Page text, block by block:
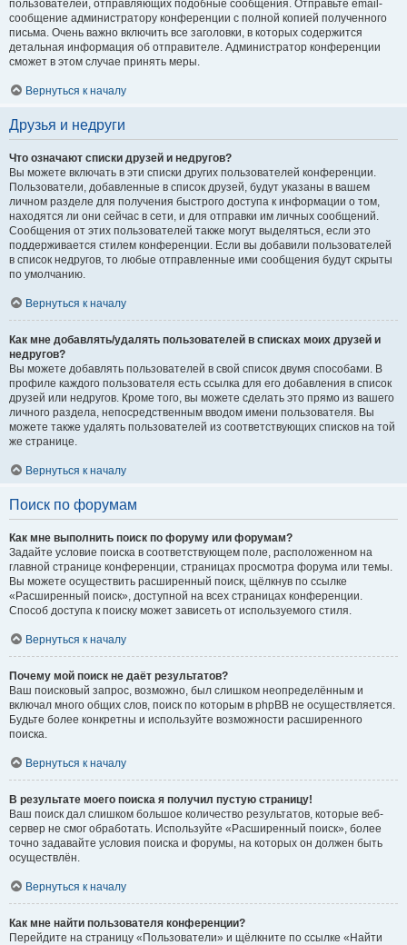
пользователей, отправляющих подобные сообщения. Отправьте email-
сообщение администратору конференции с полной копией полученного
письма. Очень важно включить все заголовки, в которых содержится
детальная информация об отправителе. Администратор конференции
сможет в этом случае принять меры.
Вернуться к началу
Друзья и недруги
Что означают списки друзей и недругов?
Вы можете включать в эти списки других пользователей конференции.
Пользователи, добавленные в список друзей, будут указаны в вашем
личном разделе для получения быстрого доступа к информации о том,
находятся ли они сейчас в сети, и для отправки им личных сообщений.
Сообщения от этих пользователей также могут выделяться, если это
поддерживается стилем конференции. Если вы добавили пользователей
в список недругов, то любые отправленные ими сообщения будут скрыты
по умолчанию.
Вернуться к началу
Как мне добавлять/удалять пользователей в списках моих друзей и
недругов?
Вы можете добавлять пользователей в свой список двумя способами. В
профиле каждого пользователя есть ссылка для его добавления в список
друзей или недругов. Кроме того, вы можете сделать это прямо из вашего
личного раздела, непосредственным вводом имени пользователя. Вы
можете также удалять пользователей из соответствующих списков на той
же странице.
Вернуться к началу
Поиск по форумам
Как мне выполнить поиск по форуму или форумам?
Задайте условие поиска в соответствующем поле, расположенном на
главной странице конференции, страницах просмотра форума или темы.
Вы можете осуществить расширенный поиск, щёлкнув по ссылке
«Расширенный поиск», доступной на всех страницах конференции.
Способ доступа к поиску может зависеть от используемого стиля.
Вернуться к началу
Почему мой поиск не даёт результатов?
Ваш поисковый запрос, возможно, был слишком неопределённым и
включал много общих слов, поиск по которым в phpBB не осуществляется.
Будьте более конкретны и используйте возможности расширенного
поиска.
Вернуться к началу
В результате моего поиска я получил пустую страницу!
Ваш поиск дал слишком большое количество результатов, которые веб-
сервер не смог обработать. Используйте «Расширенный поиск», более
точно задавайте условия поиска и форумы, на которых он должен быть
осуществлён.
Вернуться к началу
Как мне найти пользователя конференции?
Перейдите на страницу «Пользователи» и щёлкните по ссылке «Найти